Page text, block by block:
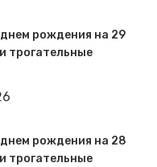
рождения на 29
трогательные
рождения на 28
трогательные